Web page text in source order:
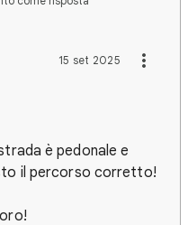
15 set 2025
è pedonale e
il percorso corretto!